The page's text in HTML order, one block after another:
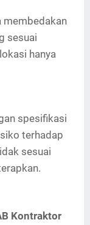
membedakan
sesuai
hanya
spesifikasi
terhadap
sesuai
Kontraktor